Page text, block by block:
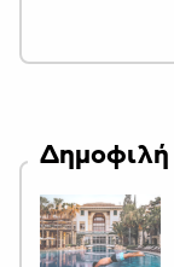
Δημοφιλή